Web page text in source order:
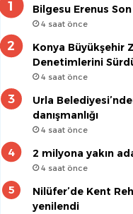
Bilgesu Erenus
4 saat önce
Konya Büyükşehir
Denetimlerini
4 saat önce
Urla
danışmanlığı
4 saat önce
2 milyona yakın
4 saat önce
Nilüfer’de Kent
yenilendi